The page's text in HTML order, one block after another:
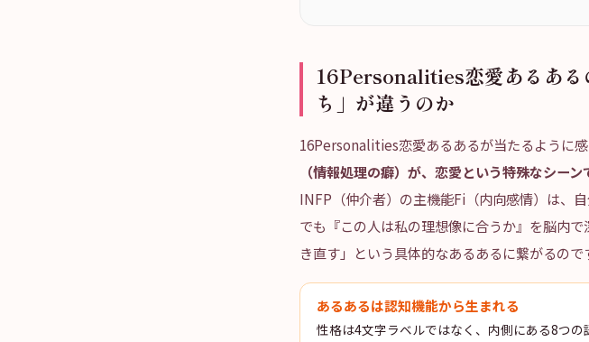
16Personalities恋愛あるある
ち」が違うのか
16Personalities恋愛あるあるが当たるように
（情報処理の癖）が、恋愛という特殊なシー
INFP（仲介者）の主機能Fi（内向感情）は、
でも『この人は私の理想像に合うか』を脳内
き直す」という具体的なあるあるに繋がるので
あるあるは認知機能から生まれる
性格は4文字ラベルではなく、内側にある8つ